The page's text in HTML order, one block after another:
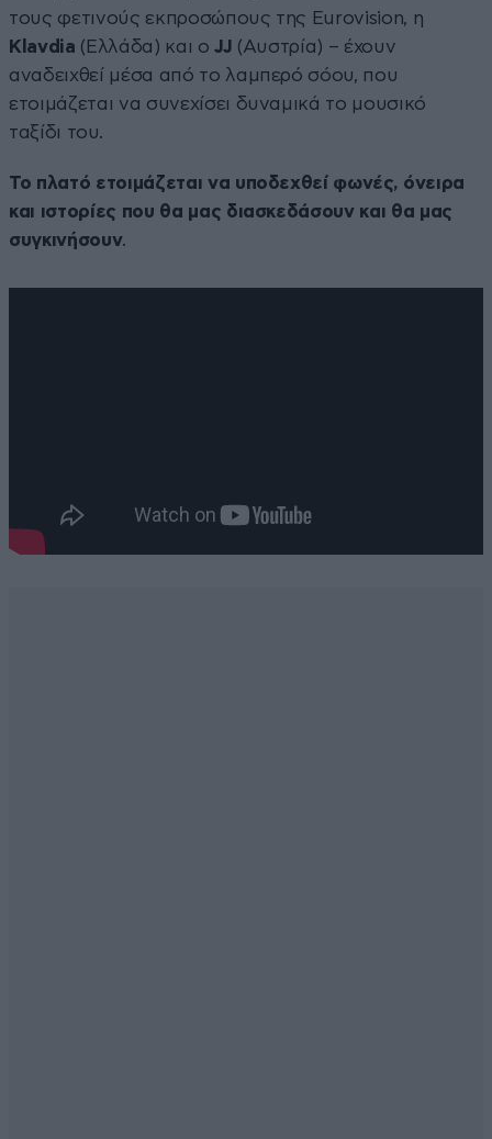
τους φετινούς εκπροσώπους της Eurovision, η
Klavdia (Ελλάδα) και οJJ (Αυστρία) – έχουν
αναδειχθεί μέσα από το λαμπερό σόου, που
ετοιμάζεται να συνεχίσει δυναμικά το μουσικό
ταξίδι του.
Το πλατό ετοιμάζεται να υποδεχθεί φωνές, όνειρα
και ιστορίες που θα μας διασκεδάσουν και θα μας
συγκινήσουν.